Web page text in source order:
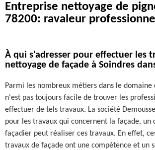
Entreprise nettoyage de
78200: ravaleur
À qui s'adresser pour effectuer les
nettoyage de façade à Soindres
Parmi les nombreux métiers dans le domaine
n'est pas toujours facile de trouver les
effectuer de tels travaux. La société
pour les travaux qui concernent la façade, un
façadier peut réaliser ces travaux. En effet,
travaux de façade ont une compétence et un